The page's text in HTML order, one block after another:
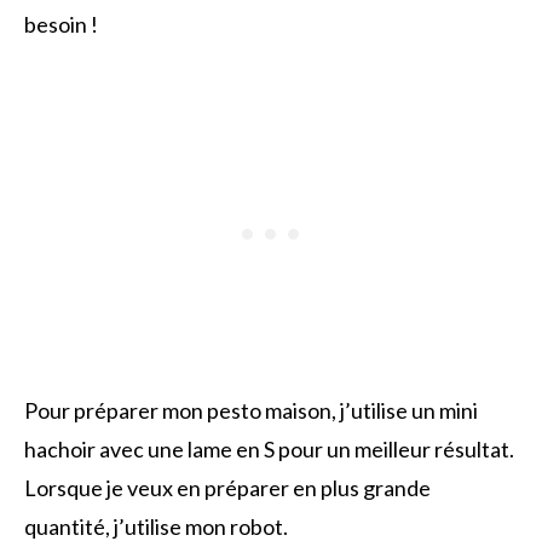
besoin !
Pour préparer mon pesto maison, j’utilise un mini
hachoir avec une lame en S pour un meilleur résultat.
Lorsque je veux en préparer en plus grande
quantité, j’utilise mon robot.